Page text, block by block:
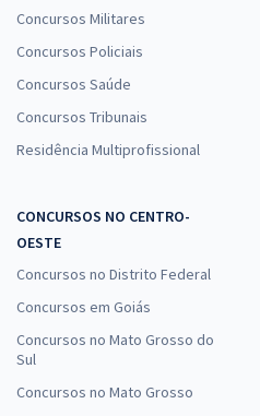
Concursos Militares
Concursos Policiais
Concursos Saúde
Concursos Tribunais
Residência Multiprofissional
CONCURSOS NO CENTRO-
OESTE
Concursos no Distrito Federal
Concursos em Goiás
Concursos no Mato Grosso do
Sul
Concursos no Mato Grosso